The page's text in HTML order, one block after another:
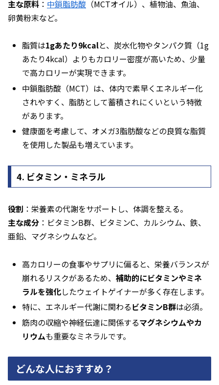
主な原料 ： 中鎖脂肪酸 （MCTオイル）、植物油、魚油、
卵黄粉末など。
脂質は1gあたり9kcalと、炭水化物やタンパク質（1g
あたり4kcal）よりもカロリー密度が高いため、少量
で高カロリーが実現できます。
中鎖脂肪酸（MCT）は、体内で素早くエネルギー化
されやすく、脂肪として蓄積されにくいという特徴
があります。
健康面を考慮して、オメガ3脂肪酸などの良質な脂質
を使用した製品も増えています。
4. ビタミン・ミネラル
役割 ：栄養素の代謝をサポートし、体調を整える。
主な成分 ：ビタミンB群、ビタミンC、カルシウム、鉄、
亜鉛、マグネシウムなど。
高カロリーの食事やサプリに偏ると、栄養バランスが
崩れるリスクがあるため、補助的にビタミンやミネ
ラルを強化したウェイトゲイナーが多く存在します。
特に、エネルギー代謝に関わるビタミンB群は必須。
筋肉の収縮や神経伝達に関係するマグネシウムやカ
リウムも重要なミネラルです。
どんな人におすすめ？